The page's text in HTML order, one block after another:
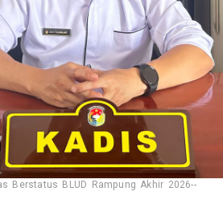
Berstatus BLUD Rampung Akhir 2026--